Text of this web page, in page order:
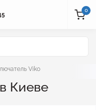
0
Viko
Киеве